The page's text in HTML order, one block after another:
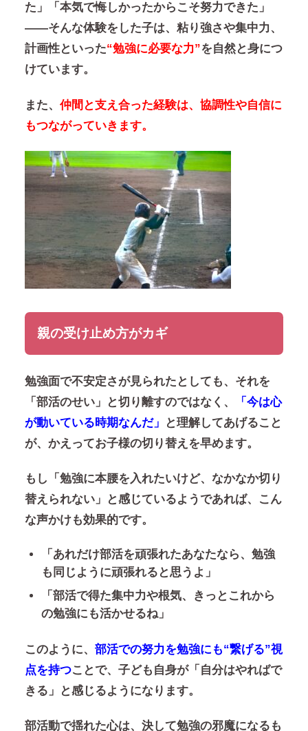
た」「本気で悔しかったからこそ努力できた」
——そんな体験をした子は、粘り強さや集中力、
計画性といった“勉強に必要な力”を自然と身につ
けています。
また、 仲間と支え合った経験は、協調性や自信に
もつながっていきます。
親の受け止め方がカギ
勉強面で不安定さが見られたとしても、それを
「部活のせい」と切り離すのではなく、
「今は心
が動いている時期なんだ」
と理解してあげること
が、かえってお子様の切り替えを早めます。
もし 「勉強に本腰を入れたいけど、なかなか切り
替えられない」と感じているようであれば、こん
な声かけも効果的です。
「あれだけ部活を頑張れたあなたなら、勉強
も同じように頑張れると思うよ」
「部活で得た集中力や根気、きっとこれから
の勉強にも活かせるね」
このように、 部活での努力を勉強にも“繋げる”視
点を持つことで、子ども自身が「自分はやればで
きる」と感じるようになります。
部活動で揺れた心は、決して勉強の邪魔になるも